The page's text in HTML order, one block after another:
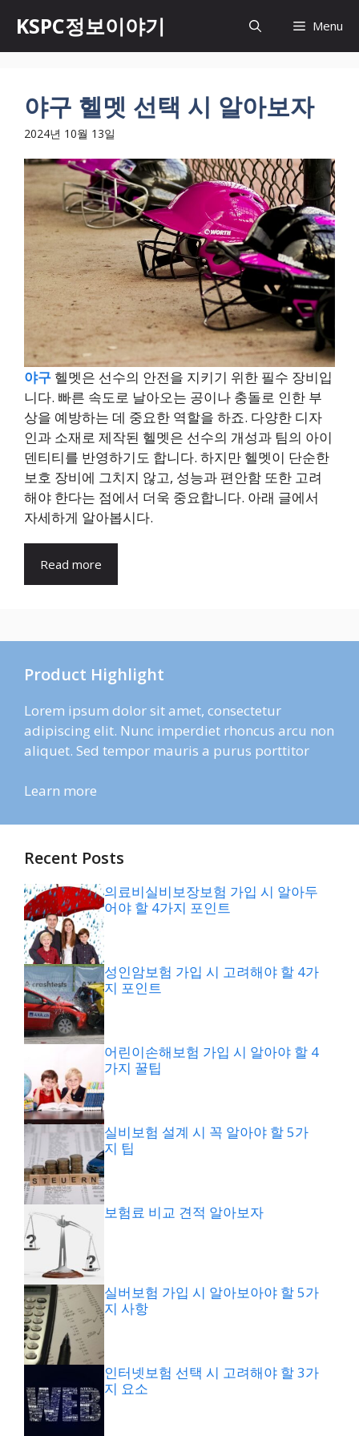
content
KSPC정보이야기 Menu
야구 헬멧 선택 시 알아보자
2024년 10월 13일
야구 헬멧은 선수의 안전을 지키기 위한 필수 장비입
니다. 빠른 속도로 날아오는 공이나 충돌로 인한 부
상을 예방하는 데 중요한 역할을 하죠. 다양한 디자
인과 소재로 제작된 헬멧은 선수의 개성과 팀의 아이
덴티티를 반영하기도 합니다. 하지만 헬멧이 단순한
보호 장비에 그치지 않고, 성능과 편안함 또한 고려
해야 한다는 점에서 더욱 중요합니다. 아래 글에서
자세하게 알아봅시다.
Read more
Product Highlight
Lorem ipsum dolor sit amet, consectetur
adipiscing elit. Nunc imperdiet rhoncus arcu non
aliquet. Sed tempor mauris a purus porttitor
Learn more
Recent Posts
의료비실비보장보험 가입 시 알아두
어야 할 4가지 포인트
성인암보험 가입 시 고려해야 할 4가
지 포인트
어린이손해보험 가입 시 알아야 할 4
가지 꿀팁
실비보험 설계 시 꼭 알아야 할 5가
지 팁
보험료 비교 견적 알아보자
실버보험 가입 시 알아보아야 할 5가
지 사항
인터넷보험 선택 시 고려해야 할 3가
지 요소